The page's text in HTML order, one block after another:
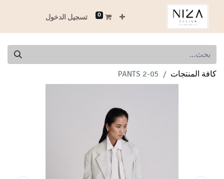
0 تسجيل الدخول
كافة المنتجات 05-PANTS 2